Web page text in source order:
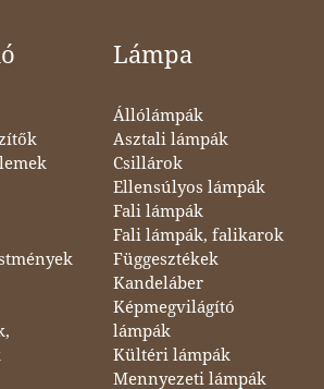
Lámpa
Állólámpák
Asztali lámpák
Csillárok
Ellensúlyos lámpák
Fali lámpák
Fali lámpák, falikarok
Függesztékek
Kandeláber
Képmegvilágító
lámpák
Kültéri lámpák
Mennyezeti lámpák